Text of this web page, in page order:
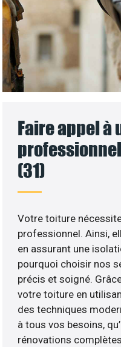
Faire appel à
(31)
Votre toiture
professionnel. Ainsi,
en assurant une
pourquoi choisir nos
précis et soigné.
votre toiture en
des techniques
à tous vos besoins,
rénovations